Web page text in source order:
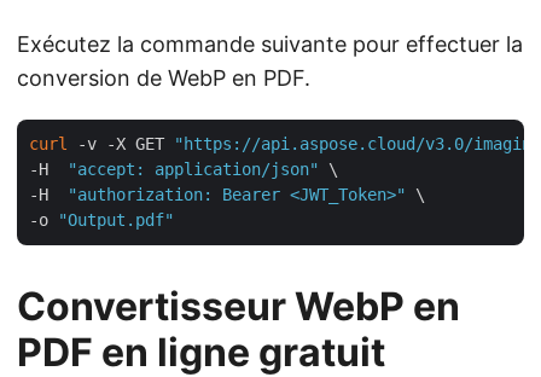
Exécutez la commande suivante pour effectuer la
conversion de WebP en PDF.
curl -v -X GET
"https://api.aspose.cloud/v3.0/
-H
"accept: application/json"
\
-H
"authorization: Bearer <JWT_Token>"
\
-o
"Output.pdf"
Convertisseur WebP en
PDF en ligne gratuit